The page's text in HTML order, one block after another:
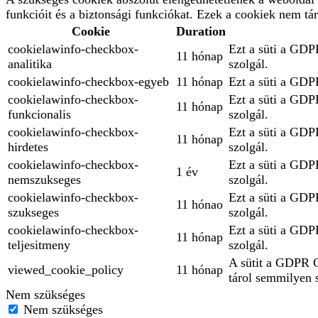
funkcióit és a biztonsági funkciókat. Ezek a cookiek nem
Cookie
Duration
cookielawinfo-checkbox-
analitika
11 hónap Ezt a süti a
szolgál.
cookielawinfo-checkbox-egyeb 11 hónap Ezt a süti a
cookielawinfo-checkbox-
funkcionalis
11 hónap Ezt a süti a
szolgál.
cookielawinfo-checkbox-
hirdetes
11 hónap Ezt a süti a
szolgál.
cookielawinfo-checkbox-
nemszukseges
1 év
Ezt a süti a
szolgál.
cookielawinfo-checkbox-
szukseges
11 hónao Ezt a süti a
szolgál.
cookielawinfo-checkbox-
teljesitmeny
11 hónap Ezt a süti a
szolgál.
viewed_cookie_policy
11 hónap A sütit a GDPR
tárol semmilyen
Nem szükséges
Nem szükséges